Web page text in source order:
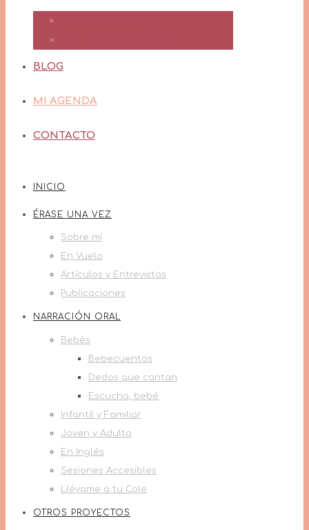
BLOG
MI AGENDA
CONTACTO
INICIO
ÉRASE UNA VEZ
Sobre mí
En Vuelo
Artículos y Entrevistas
Publicaciones
NARRACIÓN ORAL
Bebés
Bebecuentos
Dedos que cantan
Escucha, bebé
Infantil y Familiar
Joven y Adulto
En Inglés
Sesiones Accesibles
Llévame a tu Cole
OTROS PROYECTOS